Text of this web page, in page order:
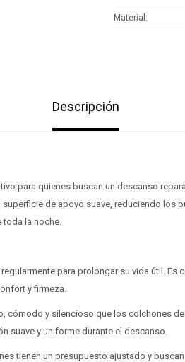
Material
Descripción
para quienes buscan un descanso
de apoyo suave, reduciendo los
la noche.
para prolongar su vida útil. Es
y firmeza.
cómodo y silencioso que los colchones
suave y uniforme durante el descanso.
tienen un presupuesto ajustado y
a la forma más ágil de comprar!
cuotas * ¡Solo con tu cédula!
a la forma más ágil de comprar!
cuotas * ¡Solo con tu cédula!